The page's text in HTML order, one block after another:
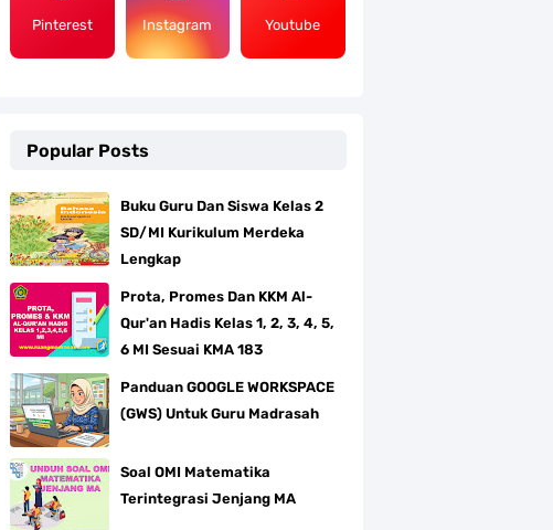
Pinterest Instagram Youtube
Popular Posts
Buku Guru Dan Siswa Kelas 2
SD/MI Kurikulum Merdeka
Lengkap
Prota, Promes Dan KKM Al-
Qur'an Hadis Kelas 1, 2, 3, 4, 5,
6 MI Sesuai KMA 183
Panduan GOOGLE WORKSPACE
(GWS) Untuk Guru Madrasah
Soal OMI Matematika
Terintegrasi Jenjang MA